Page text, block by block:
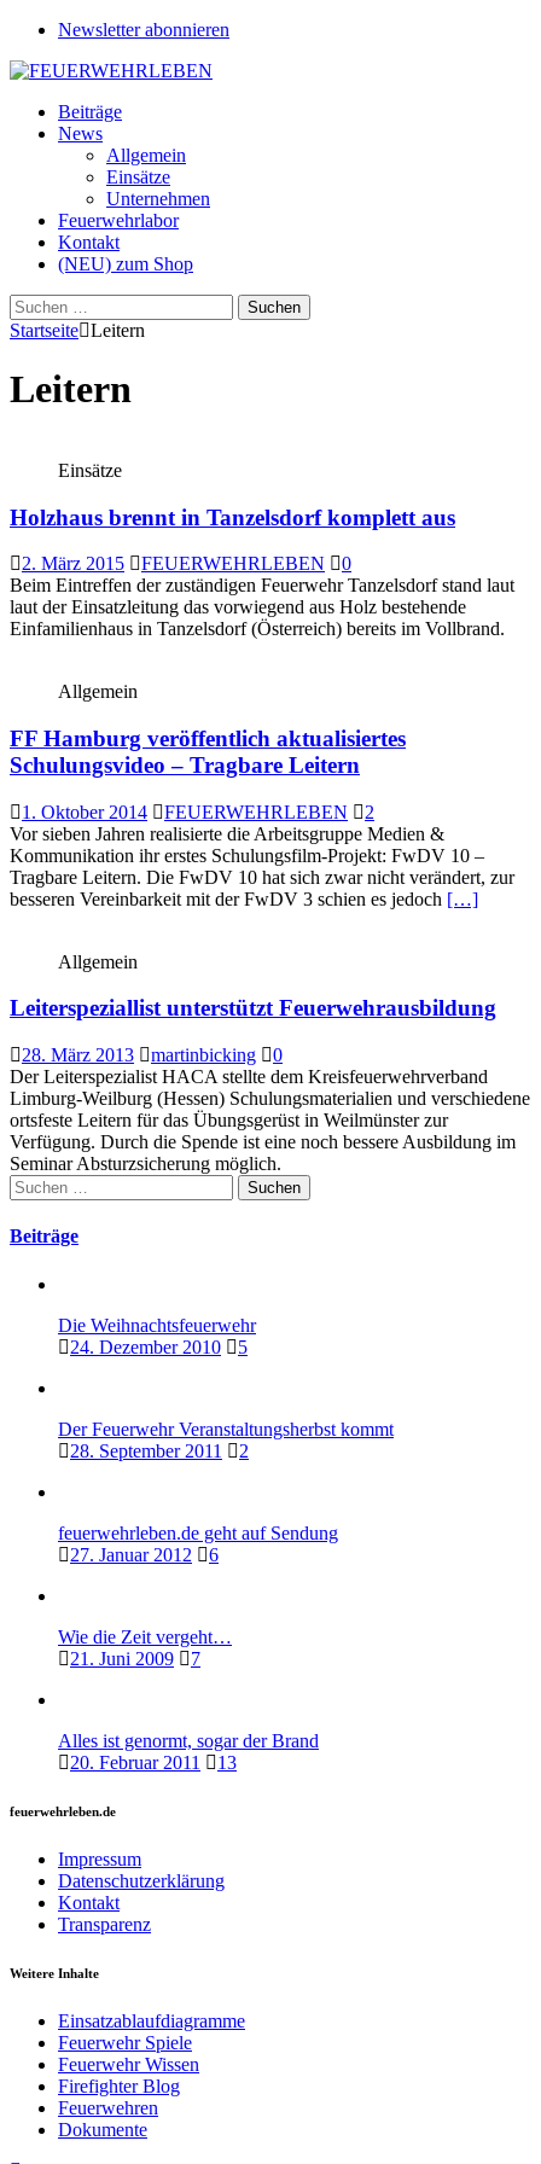
Newsletter abonnieren
Beiträge
News
Allgemein
Einsätze
Unternehmen
Feuerwehrlabor
Kontakt
(NEU) zum Shop
Suchen
nach:
Startseite Leitern
Leitern
Einsätze
Holzhaus brennt in Tanzelsdorf komplett aus
2. März 2015 FEUERWEHRLEBEN
0
Beim Eintreffen der zuständigen Feuerwehr Tanzelsdorf stand laut
laut der Einsatzleitung das vorwiegend aus Holz bestehende
Einfamilienhaus in Tanzelsdorf (Österreich) bereits im Vollbrand.
Allgemein
FF Hamburg veröffentlich aktualisiertes
Schulungsvideo – Tragbare Leitern
1. Oktober 2014 FEUERWEHRLEBEN
2
Vor sieben Jahren realisierte die Arbeitsgruppe Medien &
Kommunikation ihr erstes Schulungsfilm-Projekt: FwDV 10 –
Tragbare Leitern. Die FwDV 10 hat sich zwar nicht verändert, zur
besseren Vereinbarkeit mit der FwDV 3 schien es jedoch […]
Allgemein
Leiterspeziallist unterstützt Feuerwehrausbildung
28. März 2013 martinbicking
0
Der Leiterspezialist HACA stellte dem Kreisfeuerwehrverband
Limburg-Weilburg (Hessen) Schulungsmaterialien und verschiedene
ortsfeste Leitern für das Übungsgerüst in Weilmünster zur
Verfügung. Durch die Spende ist eine noch bessere Ausbildung im
Seminar Absturzsicherung möglich.
Suchen
nach:
Beiträge
Die Weihnachtsfeuerwehr
24. Dezember 2010
5
Der Feuerwehr Veranstaltungsherbst kommt
28. September 2011
2
feuerwehrleben.de geht auf Sendung
27. Januar 2012
6
Wie die Zeit vergeht…
21. Juni 2009
7
Alles ist genormt, sogar der Brand
20. Februar 2011
13
feuerwehrleben.de
Impressum
Datenschutzerklärung
Kontakt
Transparenz
Weitere Inhalte
Einsatzablaufdiagramme
Feuerwehr Spiele
Feuerwehr Wissen
Firefighter Blog
Feuerwehren
Dokumente